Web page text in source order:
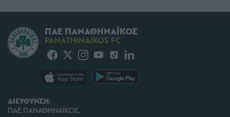
ΔΙΕΥΘΥΝΣΗ:
ΠΑΕ ΠΑΝΑΘΗΝΑΪΚΟΣ,
ΠΑΕ ΠΑΝΑΘΗΝΑΪΚΟΣ
PANATHINAIKOS FC